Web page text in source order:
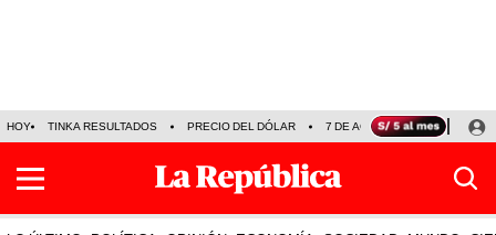
HOY TINKA RESULTADOS PRECIO DEL DÓLAR 7 DE AGOSTO OLLANTA